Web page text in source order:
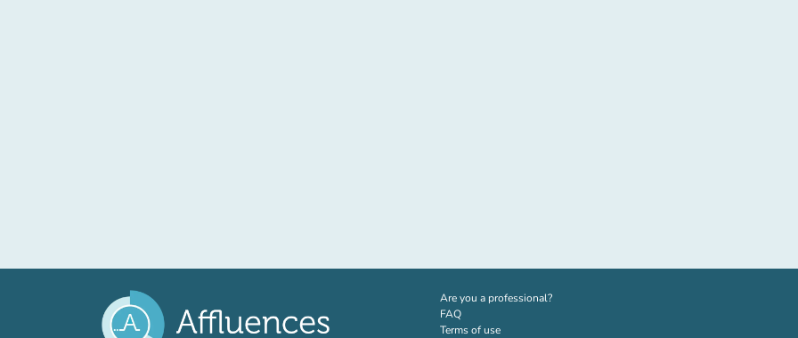
Are you a professional?(new tab)
FAQ
Terms of use